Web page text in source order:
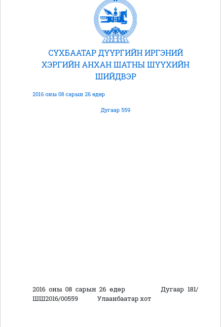
СҮХБААТАР ДҮҮРГИЙН ИРГЭНИЙ
ХЭРГИЙН АНХАН ШАТНЫ ШҮҮХИЙН
ШИЙДВЭР
2016 оны 08 сарын 26 өдөр
Дугаар 559
2016 оны 08 сарын 26 өдөр Дугаар 181/
ШШ2016/00559 Улаанбаатар хот